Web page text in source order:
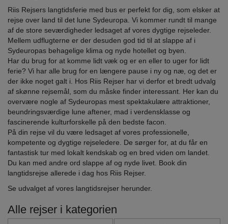
Riis Rejsers langtidsferie med bus er perfekt for dig, som elsker at
rejse over land til det lune Sydeuropa. Vi kommer rundt til mange
af de store seværdigheder ledsaget af vores dygtige rejseleder.
Mellem udflugterne er der desuden god tid til at slappe af i
Sydeuropas behagelige klima og nyde hotellet og byen.
Har du brug for at komme lidt væk og er en eller to uger for lidt
ferie? Vi har alle brug for en længere pause i ny og næ, og det er
der ikke noget galt i. Hos Riis Rejser har vi derfor et bredt udvalg
af skønne rejsemål, som du måske finder interessant. Her kan du
overvære nogle af Sydeuropas mest spektakulære attraktioner,
beundringsværdige lune aftener, mad i verdensklasse og
fascinerende kulturforskelle på den bedste facon.
På din rejse vil du være ledsaget af vores professionelle,
kompetente og dygtige rejseledere. De sørger for, at du får en
fantastisk tur med lokalt kendskab og en bred viden om landet.
Du kan med andre ord slappe af og nyde livet. Book din
langtidsrejse allerede i dag hos Riis Rejser.
Se udvalget af vores langtidsrejser herunder.
Alle rejser i kategorien